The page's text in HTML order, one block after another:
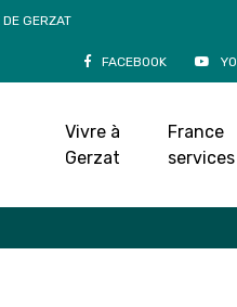
GERZAT
FACEBOOK
Vivre à
Gerzat
France
services